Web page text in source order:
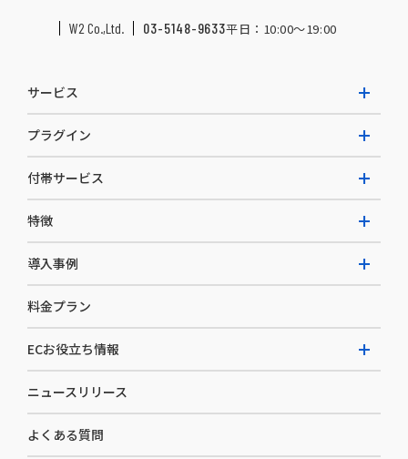
W2 Co.,Ltd. 03-5148-9633平日：10:00〜19:00
サービス
W2 Commerce Repeat
W2 Commerce BtoB
W2 Commerce Asia
プラグイン
AI buddy
付帯サービス
EC運用構築支援・運用支援
カスタマーサクセス
セキュリティ
デザイン制作
コンサルティング
特徴
選ばれる理由
開発体制
導入事例
導入企業一覧
料金プラン
ECお役立ち情報
お役立ち資料
ニュースリリース
よくある質問